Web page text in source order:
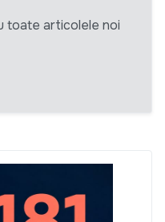
toate articolele noi